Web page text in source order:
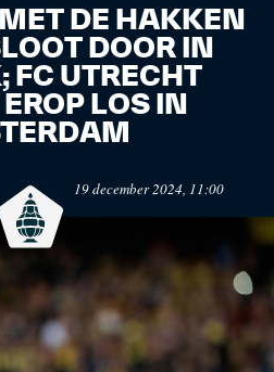
Inloggen
Oranje
DE HAKKEN
DOOR IN
FC UTRECHT
LOS IN
19 december 2024, 11:00